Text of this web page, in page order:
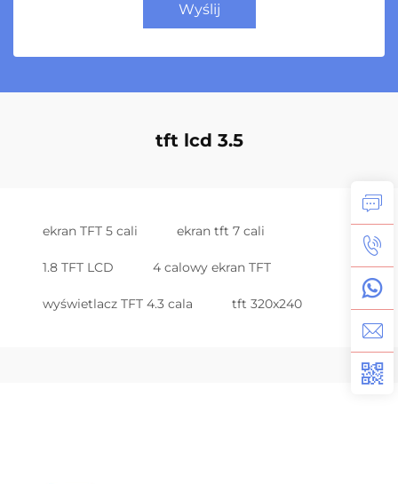
Wyślij
tft lcd 3.5
ekran TFT 5 cali ekran tft 7 cali
1.8 TFT LCD 4 calowy ekran TFT
wyświetlacz TFT 4.3 cala tft 320x240